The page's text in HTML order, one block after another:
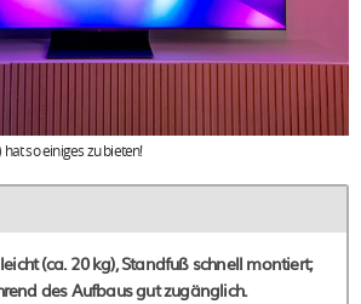
hat so einiges zu bieten!
(ca. 20 kg), Standfuß schnell montiert;
des Aufbaus gut zugänglich.